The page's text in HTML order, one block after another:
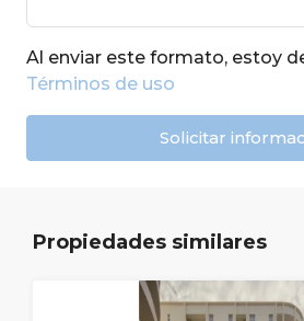
Al enviar este formato, estoy
Términos de uso
Solicitar
Propiedades similares